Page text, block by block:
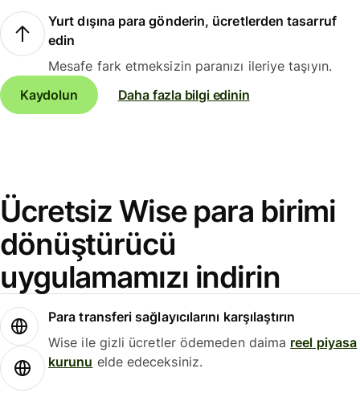
Yurt dışına para gönderin, ücretlerden tasarruf
edin
Mesafe fark etmeksizin paranızı ileriye taşıyın.
Kaydolun
Daha fazla bilgi edinin
Ücretsiz Wise para birimi
dönüştürücü
uygulamamızı indirin
Para transferi sağlayıcılarını karşılaştırın
Wise ile gizli ücretler ödemeden daima reel piyasa
kurunu elde edeceksiniz.